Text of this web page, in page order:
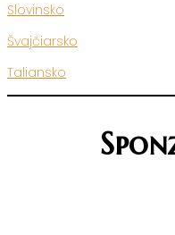
Slovinsko
Švajčiarsko
Taliansko